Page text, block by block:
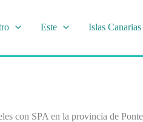
Este Islas Canarias
con SPA en la provincia de